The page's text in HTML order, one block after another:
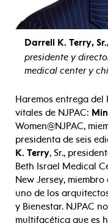
Darrell K. Terry,
presidente y
medical center y
Haremos entrega del
vitales de NJPAC:
Women@NJPAC,
presidenta de seis
K. Terry, Sr.,
Beth Israel Medical
New Jersey,
uno de los
y Bienestar. NJPAC
multifacética que es